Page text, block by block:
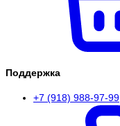
Поддержка
+7 (918) 988-97-99